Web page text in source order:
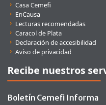
Casa Cemefi
EnCausa
Lecturas recomendadas
Caracol de Plata
Declaración de accesibilidad
Aviso de privacidad
Recibe nuestros
Boletín Cemefi Informa